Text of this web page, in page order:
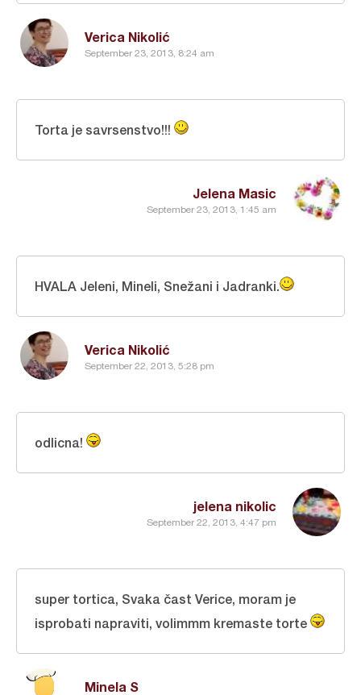
Verica Nikolić
September 23, 2013, 8:24 am
Jelena Masic
September 23, 2013, 1:45 am
Torta je savrsenstvo!!!
Verica Nikolić
September 22, 2013, 5:28 pm
HVALA Jeleni, Mineli, Snežani i Jadranki.
jelena nikolic
September 22, 2013, 4:47 pm
odlicna!
Minela S
super tortica, Svaka čast Verice, moram je
isprobati napraviti, volimmm kremaste torte